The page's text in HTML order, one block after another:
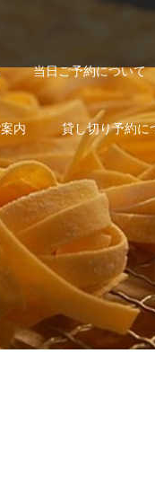
当日ご予約について
内 貸し切り予約に